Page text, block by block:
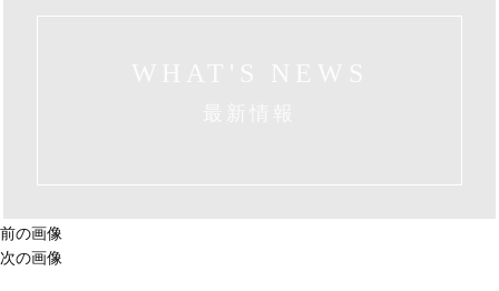
前の画像
次の画像